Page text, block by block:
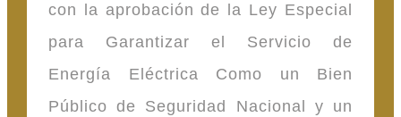
con la aprobación de la Ley Especial
para Garantizar el Servicio de
Energía Eléctrica Como un Bien
Público de Seguridad Nacional y un